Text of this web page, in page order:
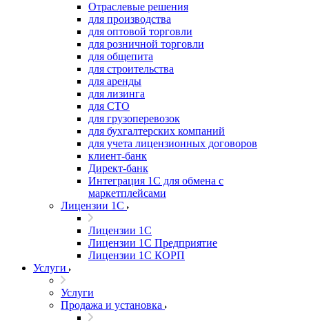
Отраслевые решения
для производства
для оптовой торговли
для розничной торговли
для общепита
для строительства
для аренды
для лизинга
для СТО
для грузоперевозок
для бухгалтерских компаний
для учета лицензионных договоров
клиент-банк
Директ-банк
Интеграция 1C для обмена с
маркетплейсами
Лицензии 1С
Лицензии 1С
Лицензии 1С Предприятие
Лицензии 1С КОРП
Услуги
Услуги
Продажа и установка